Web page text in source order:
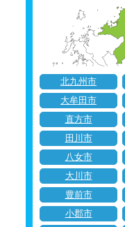
北九州市
大牟田市
直方市
田川市
八女市
大川市
豊前市
小郡市